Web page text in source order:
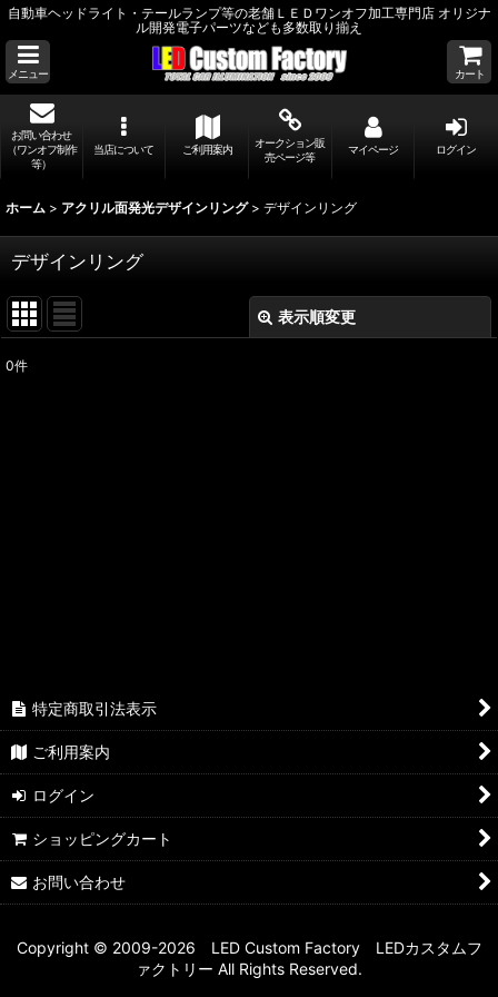
自動車ヘッドライト・テールランプ等の老舗ＬＥＤワンオフ加工専門店 オリジナ
ル開発電子パーツなども多数取り揃え
メニュー カート
お問い合わせ
（ワンオフ制作
等）
当店について ご利用案内
オークション販
売ページ等
マイページ ログイン
ホーム > アクリル面発光デザインリング > デザインリング
デザインリング
表示順変更
0件
特定商取引法表示
ご利用案内
ログイン
ショッピングカート
お問い合わせ
Copyright © 2009-2026 LED Custom Factory LEDカスタムフ
ァクトリー All Rights Reserved.